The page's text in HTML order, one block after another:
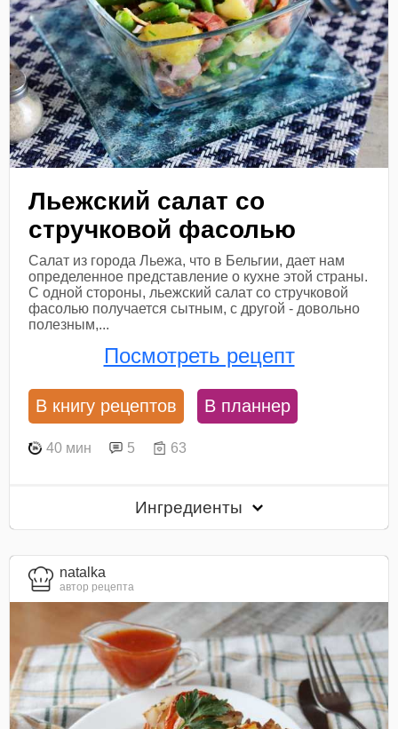
Льежский салат со
стручковой фасолью
Салат из города Льежа, что в Бельгии, дает нам
определенное представление о кухне этой страны.
С одной стороны, льежский салат со стручковой
фасолью получается сытным, с другой - довольно
полезным,...
Посмотреть рецепт
В книгу рецептов В планнер
40 мин 5 63
Ингредиенты
natalka
автор рецепта